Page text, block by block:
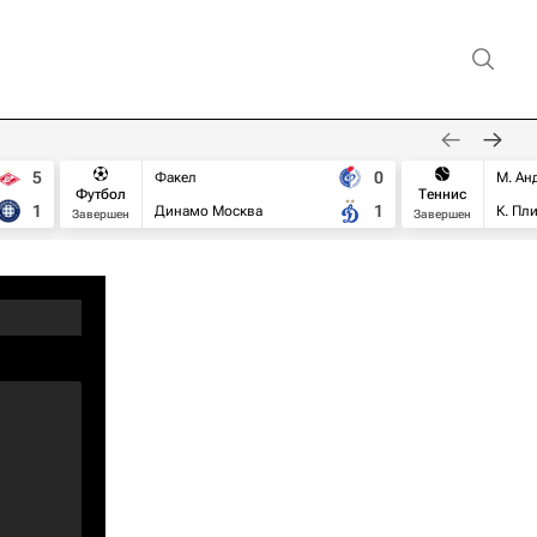
5
1
Футбол
Завершен
Факел
Динамо Москва
0
1
Теннис
Завершен
М.
К.